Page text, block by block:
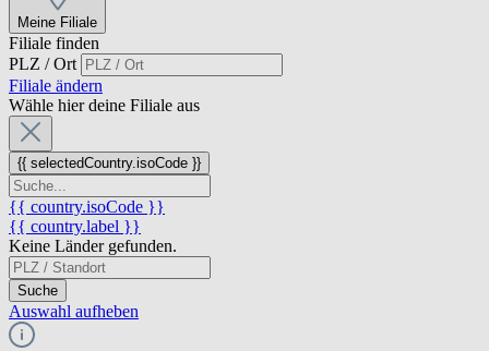
Meine Filiale
Filiale finden
PLZ / Ort
Filiale ändern
Wähle hier deine Filiale aus
{{ selectedCountry.isoCode }}
{{ country.isoCode }}
{{ country.label }}
Keine Länder gefunden.
Suche
Auswahl aufheben